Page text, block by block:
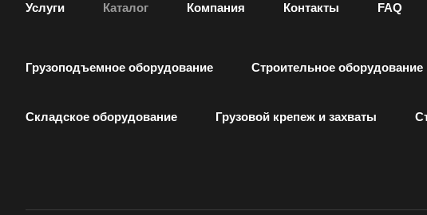
Услуги Каталог Компания Контакты FAQ
Грузоподъемное оборудование Строительное оборудование
Складское оборудование Грузовой крепеж и захваты